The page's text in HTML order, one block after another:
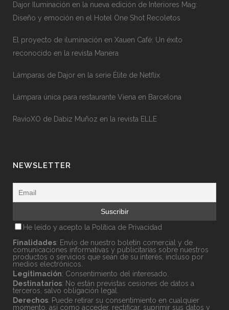
Dajor Iluminación en la nueva edición de Interiores Mag:
Diseño y emoción en el Hotel One Shot Recoletos
El proyecto de iluminación en Xauen Café: Un éxito
reconocido en la revista Manera
Lámparas de Dajor en la serie Élite de Netflix
Lámpara única para restaurante Viena en Barcelona
RavioXO de Dabiz Muñoz en la revista ELLE
NEWSLETTER
He leído y acepto la Política de Privacidad
Finalidades: Envío de nuestro boletín comercial y de
comunicaciones informativas y publicitarias sobre nuestros
productos o servicios que sean de su interés, incluso por
medios electrónicos.
Legitimación: Consentimiento del interesado.
Destinatarios: No están previstas cesiones de datos a
terceros, salvo obligación legal.
Derechos: Puede retirar su consentimiento en cualquier
momento, así como acceder, rectificar, suprimir sus datos y